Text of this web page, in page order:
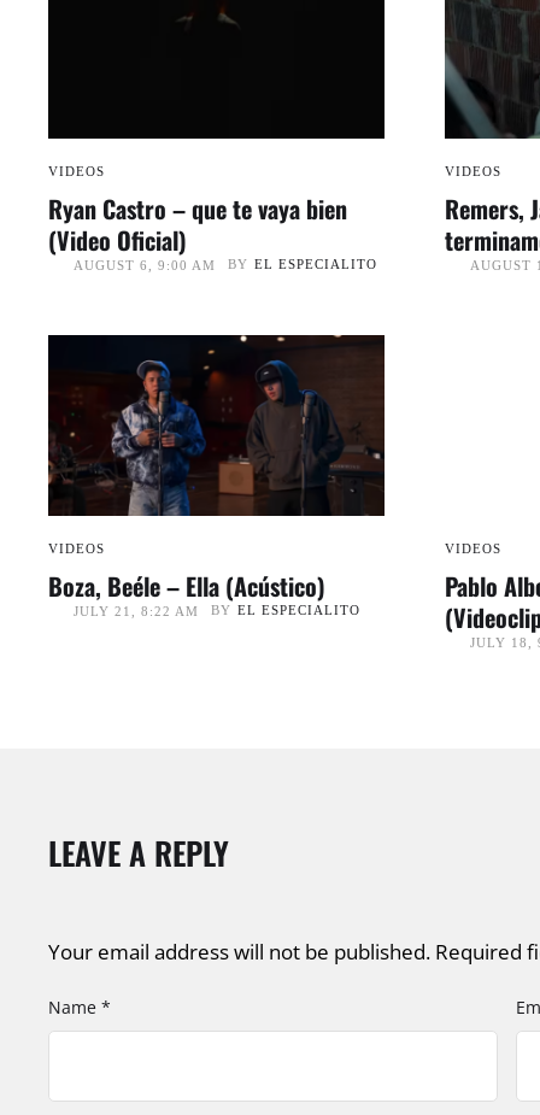
VIDEOS
Ryan Castro – que te vaya bien
(Video Oficial)
AUGUST 6, 9:00 AM BY EL ESPECIALITO
VIDEOS
Remers,
Video)
AUGUST
VIDEOS
Boza, Beéle – Ella (Acústico)
JULY 21, 8:22 AM BY EL ESPECIALITO
VIDEOS
Pablo
JULY 18,
LEAVE A REPLY
Your email address will not be published. Required
Name *